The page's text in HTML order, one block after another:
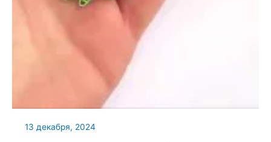
13 декабря, 2024